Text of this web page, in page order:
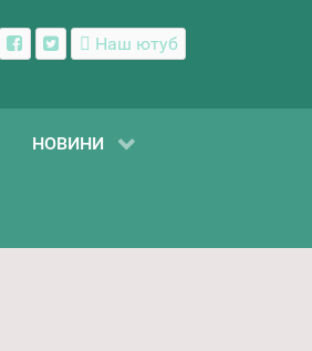
Наш ютуб
НОВИНИ